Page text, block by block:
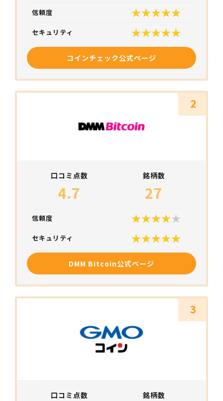
信頼度
セキュリティ
コインチェック公式ページ
2
口コミ点数
4.7
銘柄数
27
信頼度
セキュリティ
DMM Bitcoin公式ページ
3
口コミ点数 銘柄数